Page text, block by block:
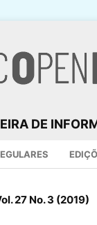
DE
27 No. 3 (2019)